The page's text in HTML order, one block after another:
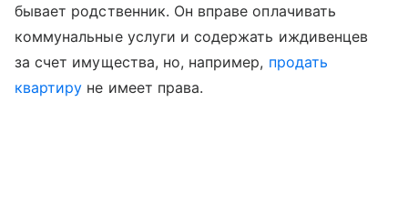
бывает родственник. Он вправе оплачивать
коммунальные услуги и содержать иждивенцев
за счет имущества, но, например, продать
квартиру не имеет права.